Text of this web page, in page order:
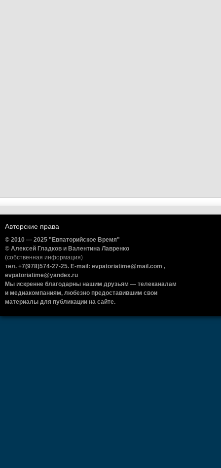
Авторские права
© 2010 — 2025 "Евпаторийское Время"
© Алексей Гладков и Валентина Лавренко
(собственная информация)
тел. +7(978)574-27-25. E-mail: evpatoriatime@mail.com ,
evpatoriatime@yandex.ru
Мы искренне благодарны нашим друзьям — телеканалам
и медиакомпаниям, любезно предоставившим свои
материалы для публикации на сайте.